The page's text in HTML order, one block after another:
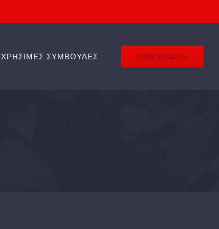
ΧΡΗΣΙΜΕΣ ΣΥΜΒΟΥΛΕΣ ΕΠΙΚΟΙΝΩΝΙΑ